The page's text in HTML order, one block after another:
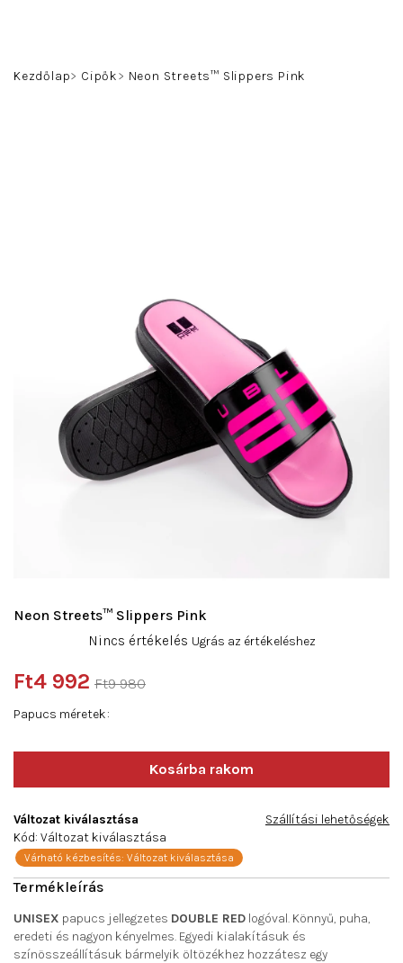
Kezdőlap Cipők Neon Streets™ Slippers Pink
UNISEX papucs jellegzetes DOUBLE RED logóval. Könnyű, puha,
eredeti és nagyon kényelmes. Egyedi kialakításuk és
színösszeállításuk bármelyik öltözékhez hozzátesz egy
Papucs méretek
Ft9 980
Ft4 992
Változat kiválasztása
Várható kézbesítés: Változat kiválasztása
Szállítási lehetőségek
Kód: Változat kiválasztása
Neon Streets™ Slippers Pink
átlagos
értékelése
5-
Nincs értékelés Ugrás az értékeléshez